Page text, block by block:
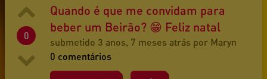
0
Quando é que me convidam para
beber um Beirão? 😁 Feliz natal
submetido 3 anos, 7 meses atrás por Maryn
0 comentários